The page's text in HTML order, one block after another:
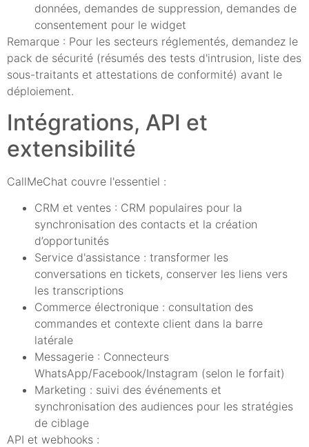
données, demandes de suppression, demandes de
consentement pour le widget
Remarque : Pour les secteurs réglementés, demandez le
pack de sécurité (résumés des tests d'intrusion, liste des
sous-traitants et attestations de conformité) avant le
déploiement.
Intégrations, API et
extensibilité
CallMeChat couvre l'essentiel :
CRM et ventes : CRM populaires pour la
synchronisation des contacts et la création
d’opportunités
Service d'assistance : transformer les
conversations en tickets, conserver les liens vers
les transcriptions
Commerce électronique : consultation des
commandes et contexte client dans la barre
latérale
Messagerie : Connecteurs
WhatsApp/Facebook/Instagram (selon le forfait)
Marketing : suivi des événements et
synchronisation des audiences pour les stratégies
de ciblage
API et webhooks :